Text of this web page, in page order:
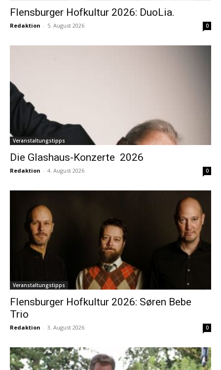
Flensburger Hofkultur 2026: DuoLia.
Redaktion - 5. August 2026 0
Veranstaltungstipps
Die Glashaus-Konzerte 2026
Redaktion - 4. August 2026 0
Veranstaltungstipps
Flensburger Hofkultur 2026: Søren Bebe
Trio
Redaktion - 3. August 2026 0